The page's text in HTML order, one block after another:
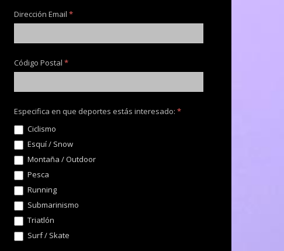
Dirección Email *
Código Postal *
Especifica en que deportes estás interesado: *
Ciclismo
Esquí / Snow
Montaña / Outdoor
Pesca
Running
Submarinismo
Triatlón
Surf / Skate